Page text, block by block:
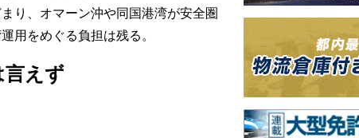
り、オマーン沖や同国港湾が安全圏
用をめぐる負担は残る。
言えず